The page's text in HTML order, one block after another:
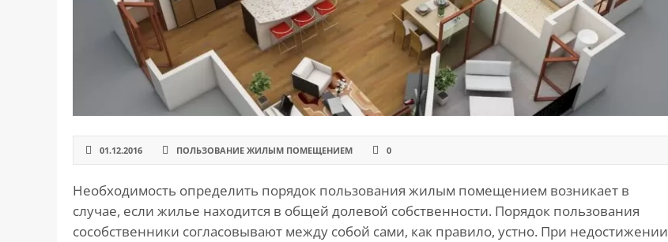
г. Москва, ст. м. «Марксистская», ул.
Марксистская, д. 3, стр. 1
+7 (495) 642-27-02
+7 (936) 281-45-11
+7 (901) 511-80-52
01.12.2016 ПОЛЬЗОВАНИЕ ЖИЛЫМ ПОМЕЩЕНИЕМ 0
Необходимость определить порядок пользования жилым помещением возникает в
случае, если жилье находится в общей долевой собственности. Порядок пользования
сособственники согласовывают между собой сами, как правило, устно. При недостижении